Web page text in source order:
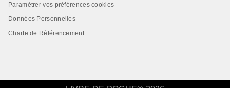
Paramétrer vos préférences cookies
Données Personnelles
Charte de Référencement